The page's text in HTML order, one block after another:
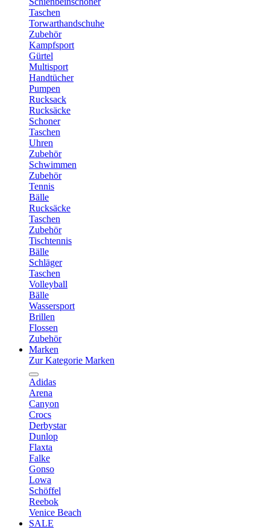
Taschen
Torwarthandschuhe
Zubehör
Kampfsport
Gürtel
Multisport
Handtücher
Pumpen
Rucksack
Rucksäcke
Schoner
Taschen
Uhren
Zubehör
Schwimmen
Zubehör
Tennis
Bälle
Rucksäcke
Taschen
Zubehör
Tischtennis
Bälle
Schläger
Taschen
Volleyball
Bälle
Wassersport
Brillen
Flossen
Zubehör
Marken
Zur Kategorie Marken
Adidas
Arena
Canyon
Crocs
Derbystar
Dunlop
Flaxta
Falke
Gonso
Lowa
Schöffel
Reebok
Venice Beach
SALE